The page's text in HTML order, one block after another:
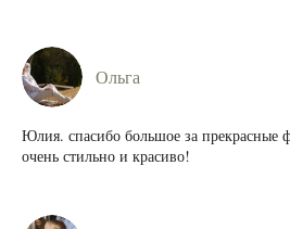
Ольга
Юлия. спасибо большое за прекрасные
очень стильно и красиво!